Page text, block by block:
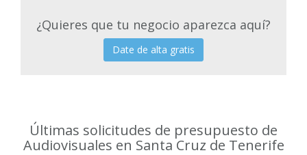
¿Quieres que tu negocio aparezca aquí?
Date de alta gratis
Últimas solicitudes de presupuesto de
Audiovisuales en Santa Cruz de Tenerife